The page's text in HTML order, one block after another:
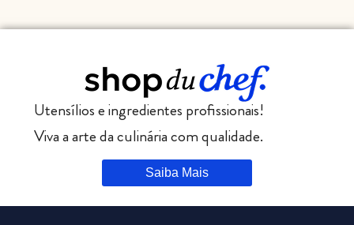
Utensílios e ingredientes profissionais!
Viva a arte da culinária com qualidade.
Saiba Mais